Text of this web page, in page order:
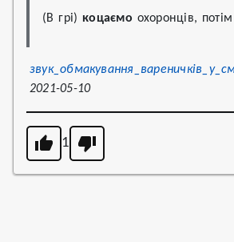
(В грі) коцаємо охоронців,
2021-05-10
1